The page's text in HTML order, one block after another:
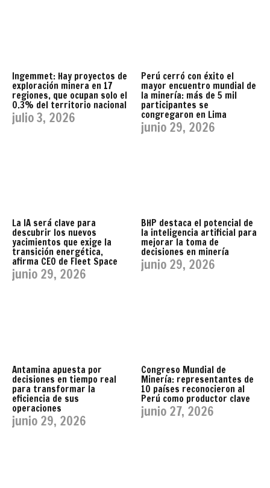
Ingemmet: Hay proyectos de
exploración minera en 17
regiones, que ocupan solo el
0.3% del territorio nacional
julio 3, 2026
Perú cerró con éxito el
mayor encuentro mundial de
la minería: más de 5 mil
participantes se
congregaron en Lima
junio 29, 2026
La IA será clave para
descubrir los nuevos
yacimientos que exige la
transición energética,
afirma CEO de Fleet Space
junio 29, 2026
BHP destaca el potencial de
la inteligencia artificial para
mejorar la toma de
decisiones en minería
junio 29, 2026
Antamina apuesta por
decisiones en tiempo real
para transformar la
eficiencia de sus
operaciones
junio 29, 2026
Congreso Mundial de
Minería: representantes de
10 países reconocieron al
Perú como productor clave
junio 27, 2026